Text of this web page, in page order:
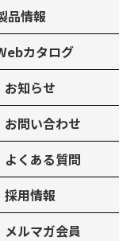
品情報
カタログ
お知らせ
お問い合わせ
よくある質問
採用情報
メルマガ会員